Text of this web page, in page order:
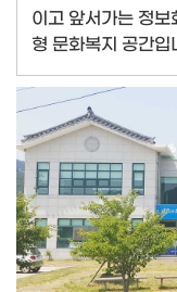
이고 앞서가는 정
형 문화복지 공간입